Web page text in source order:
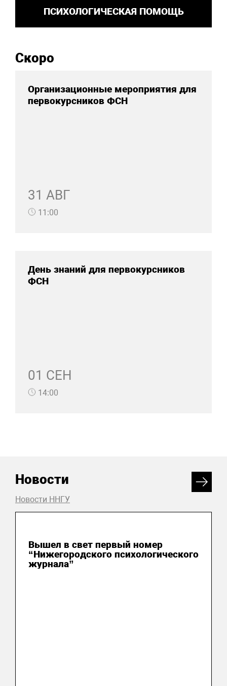
ПСИХОЛОГИЧЕСКАЯ ПОМОЩЬ
Скоро
Организационные мероприятия для
первокурсников ФСН
31 АВГ
11:00
День знаний для первокурсников
ФСН
01 СЕН
14:00
Новости
Новости ННГУ
Вышел в свет первый номер
“Нижегородского психологического
журнала”